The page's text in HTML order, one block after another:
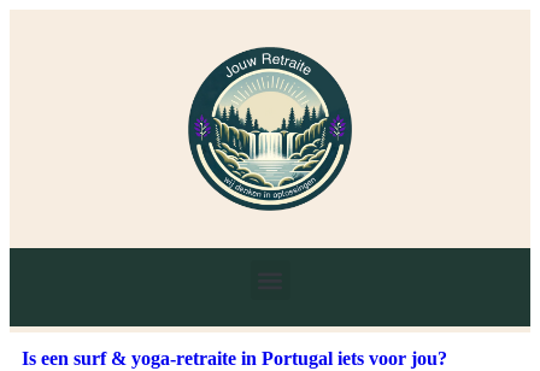
Is een surf & yoga-retraite in Portugal iets voor jou?